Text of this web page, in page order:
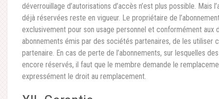
déverrouillage d’autorisations d’accès n’est plus possible. Mais
déjà réservées reste en vigueur. Le propriétaire de
exclusivement pour son usage personnel et conformément aux
abonnements émis par des sociétés partenaires, de les utiliser
partenaire. En cas de perte de l’abonnements, sur lesquelles
encore réservés, il faut que le membre demande le
expressément le droit au remplacement.